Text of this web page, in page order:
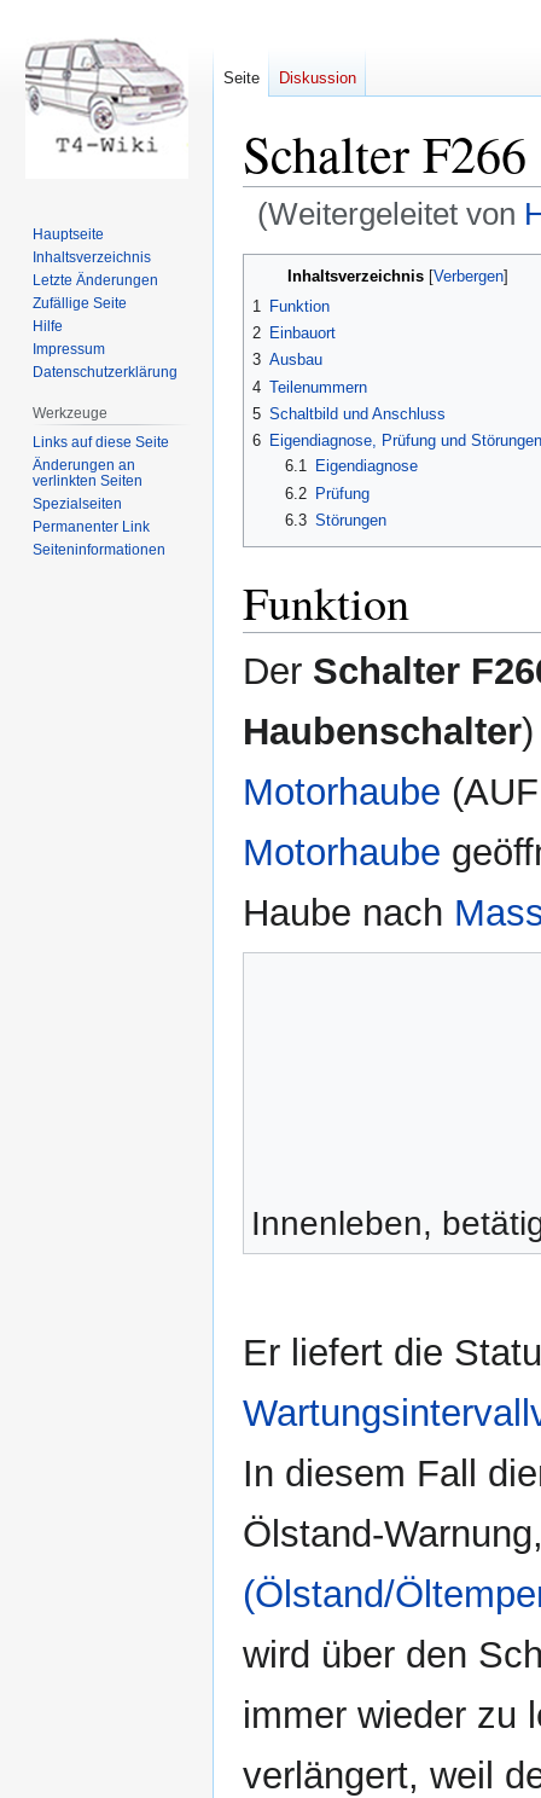
Schalter
(Weitergeleitet von
Inhaltsverzeichnis
1
Funktion
2 Einbauort
3 Ausbau
4 Teilenummern
5 Schaltbild und Anschluss
6 Eigendiagnose, Prüfung und Störungen
6.1
Eigendiagnose
6.2 Prüfung
6.3 Störungen
Funktion
Der Schalter
Haubenschalter
Motorhaube
Motorhaube
Haube nach
Innenleben,
Er liefert die
In diesem Fall
Ölstand-
(Ölstand/
wird über den
immer wieder zu
verlängert, weil
Seite Diskussion
Hauptseite
Inhaltsverzeichnis
Letzte Änderungen
Zufällige Seite
Hilfe
Impressum
Datenschutzerklärung
Werkzeuge
Links auf diese Seite
Änderungen an
verlinkten Seiten
Spezialseiten
Permanenter Link
Seiten­informationen